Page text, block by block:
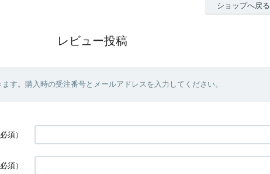
ショップへ戻る
レビュー投稿
す。購入時の受注番号とメールアドレスを入力してください。
必須）
必須）